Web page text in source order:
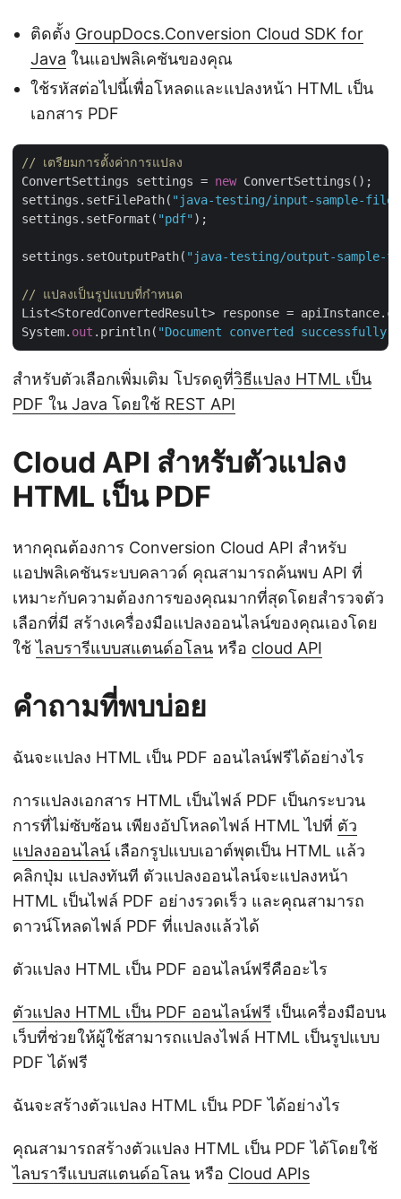
ติดตั้ง GroupDocs.Conversion Cloud SDK for
Java ในแอปพลิเคชันของคุณ
ใช้รหัสต่อไปนี้เพื่อโหลดและแปลงหน้า HTML เป็น
เอกสาร PDF
// เตรียมการตั้งค่าการแปลง
ConvertSettings settings = new ConvertSettings();
settings.setFilePath( "java-testing/input-sample-
settings.setFormat( "pdf" );
settings.setOutputPath( "java-testing/output-sample-
// แปลงเป็นรูปแบบที่กำหนด
List<StoredConvertedResult> response =
System. out .println( "Document converted successfully:
สำหรับตัวเลือกเพิ่มเติม โปรดดูที่วิธีแปลง HTML เป็น
PDF ใน Java โดยใช้ REST API
Cloud API สำหรับตัวแปลง
HTML เป็น PDF
หากคุณต้องการ Conversion Cloud API สำหรับ
แอปพลิเคชันระบบคลาวด์ คุณสามารถค้นพบ API ที่
เหมาะกับความต้องการของคุณมากที่สุดโดยสำรวจตัว
เลือกที่มี สร้างเครื่องมือแปลงออนไลน์ของคุณเองโดย
ใช้ไลบรารีแบบสแตนด์อโลน หรือ cloud API
คำถามที่พบบ่อย
ฉันจะแปลง HTML เป็น PDF ออนไลน์ฟรีได้อย่างไร
การแปลงเอกสาร HTML เป็นไฟล์ PDF เป็นกระบวน
การที่ไม่ซับซ้อน เพียงอัปโหลดไฟล์ HTML ไปที่ ตัว
แปลงออนไลน์ เลือกรูปแบบเอาต์พุตเป็น HTML แล้ว
คลิกปุ่ม แปลงทันที ตัวแปลงออนไลน์จะแปลงหน้า
HTML เป็นไฟล์ PDF อย่างรวดเร็ว และคุณสามารถ
ดาวน์โหลดไฟล์ PDF ที่แปลงแล้วได้
ตัวแปลง HTML เป็น PDF ออนไลน์ฟรีคืออะไร
ตัวแปลง HTML เป็น PDF ออนไลน์ฟรี เป็นเครื่องมือบน
เว็บที่ช่วยให้ผู้ใช้สามารถแปลงไฟล์ HTML เป็นรูปแบบ
PDF ได้ฟรี
ฉันจะสร้างตัวแปลง HTML เป็น PDF ได้อย่างไร
คุณสามารถสร้างตัวแปลง HTML เป็น PDF ได้โดยใช้
ไลบรารีแบบสแตนด์อโลน หรือ Cloud APIs